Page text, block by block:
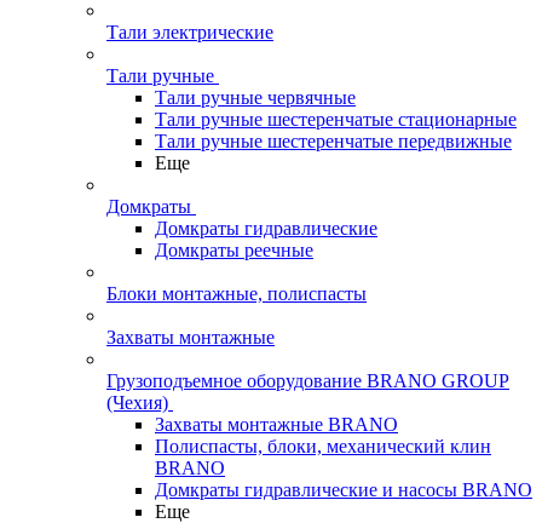
Тали электрические
Тали ручные
Тали ручные червячные
Тали ручные шестеренчатые стационарные
Тали ручные шестеренчатые передвижные
Еще
Домкраты
Домкраты гидравлические
Домкраты реечные
Блоки монтажные, полиспасты
Захваты монтажные
Грузоподъемное оборудование BRANO GROUP
(Чехия)
Захваты монтажные BRANO
Полиспасты, блоки, механический клин
BRANO
Домкраты гидравлические и насосы BRANO
Еще